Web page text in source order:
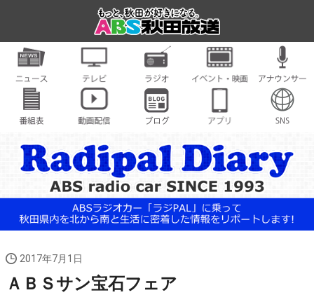
2017年7月1日
ＡＢＳサン宝石フェア